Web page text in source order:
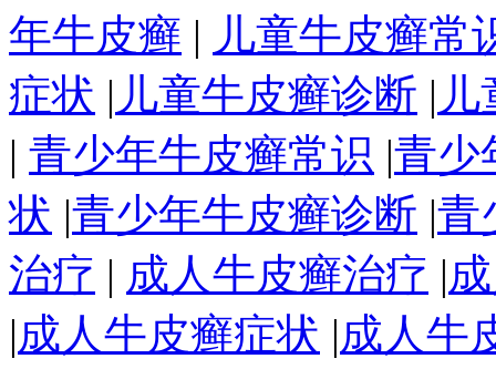
年牛皮癣 | 儿童牛皮癣常
症状 | 儿童牛皮癣诊断 |
| 青少年牛皮癣常识 |青少
状 |青少年牛皮癣诊断 |青
治疗 | 成人牛皮癣治疗 |
|成人牛皮癣症状 |成人牛